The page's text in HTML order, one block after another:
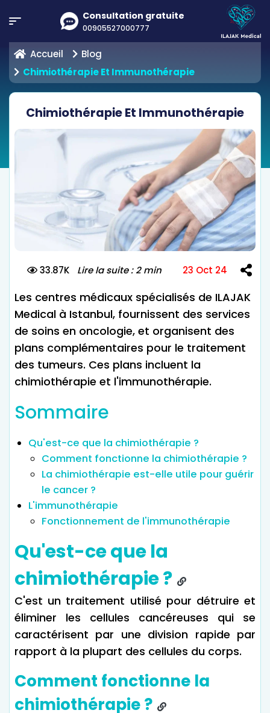
Consultation gratuite
00905527000777
Accueil
Blog
Chimiothérapie Et Immunothérapie
Chimiothérapie Et Immunothérapie
33.87K Lire la suite : 2 min 23 Oct 24
Les centres médicaux spécialisés de ILAJAK
Medical à Istanbul, fournissent des services
de soins en oncologie, et organisent des
plans complémentaires pour le traitement
des tumeurs. Ces plans incluent la
chimiothérapie et l'immunothérapie.
Sommaire
Qu'est-ce que la chimiothérapie ?
Comment fonctionne la chimiothérapie ?
La chimiothérapie est-elle utile pour guérir
le cancer ?
L'immunothérapie
Fonctionnement de l'immunothérapie
Qu'est-ce que la
chimiothérapie ?
C'est un traitement utilisé pour détruire et
éliminer les cellules cancéreuses qui se
caractérisent par une division rapide par
rapport à la plupart des cellules du corps.
Comment fonctionne la
chimiothérapie ?